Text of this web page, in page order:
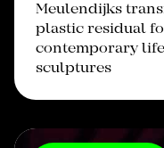
Meulendijks
plastic residual
contemporary
sculptures